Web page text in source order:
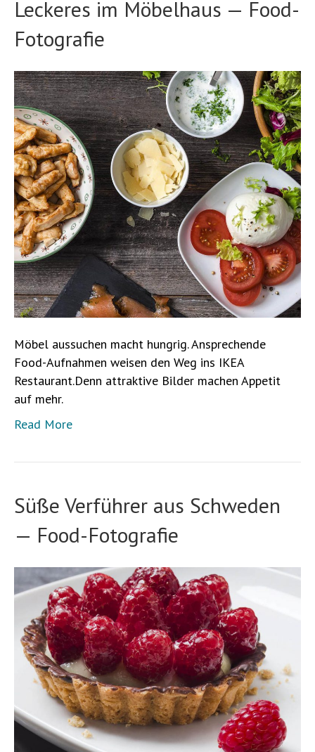
Leckeres im Möbelhaus — Food-
Fotografie
Möbel aussuchen macht hungrig. Ansprechende
Food-Aufnahmen weisen den Weg ins IKEA
Restaurant.Denn attraktive Bilder machen Appetit
auf mehr.
Read More
Süße Verführer aus Schweden
— Food-Fotografie